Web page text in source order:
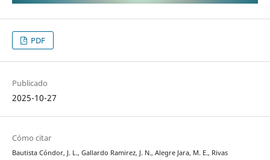
PDF
Publicado
2025-10-27
Cómo citar
Bautista Cóndor, J. L., Gallardo Ramirez, J. N., Alegre Jara, M. E., Rivas